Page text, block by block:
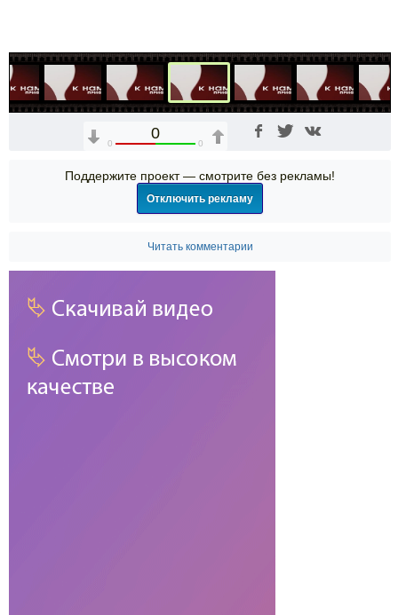
0
0 0
Поддержите проект — смотрите без рекламы!
Отключить рекламу
Читать комментарии